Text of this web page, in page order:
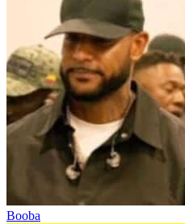
Booba